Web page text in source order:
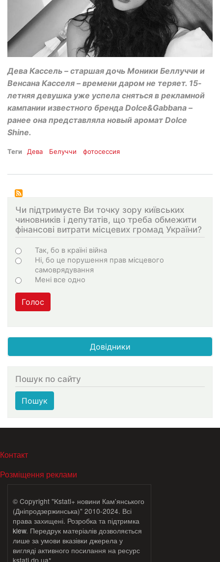
Дева Кассель – старшая дочь Моники Беллуччи и
Венсана Касселя – времени даром не теряет. 15-
летняя девушка уже успела сняться в рекламной
кампании известного бренда Dolce&Gabbana –
ранее она представляла новый аромат Dolce
Shine.
Теги Дева Белуччи фотосессия
Чи підтримуєте Ви точку зору київських
чиновників і депутатів, що треба обмежити
фінансові витрати місцевих громад України?
Choices
Так, бо в країні війна
Ні, бо це порушення прав місцевого
самоврядування
Мені все одно
Голос
Довідники
Пошук по сайту
Пошук
МЕНЮ В ПОДВАЛЕ
Контакт
Розміщення реклами
© Copyright "Kstati+ новини Кам'янського
(Дніпродзержинська)" 2010-2024. Всі
права захищені. Розробка та підтримка
klew. Передрук матеріалів дозволяється
лише за умови вказівки джерела у
вигляді активного посилання на ресурс